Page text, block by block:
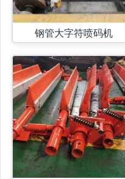
钢管大字符喷码机